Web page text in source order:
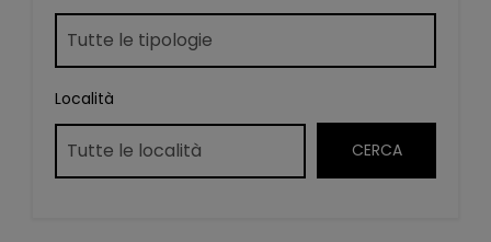
Località